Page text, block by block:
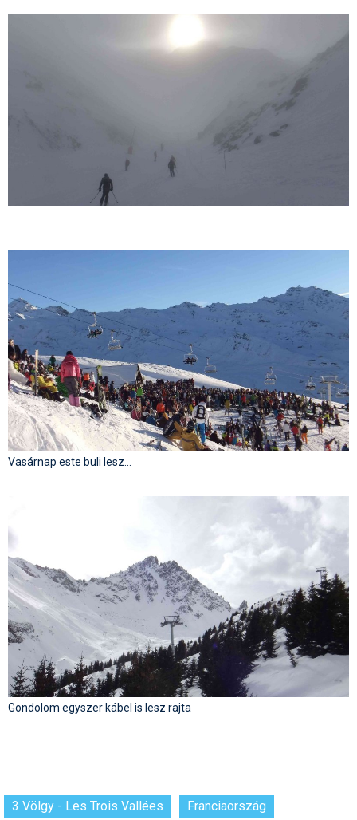
Vasárnap este buli lesz...
Gondolom egyszer kábel is lesz rajta
3 Völgy - Les Trois Vallées Franciaország